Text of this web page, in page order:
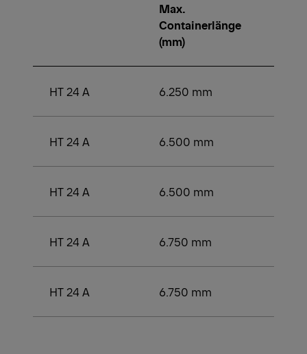
Max.
Containerlänge
(mm)
HT 24 A 6.250 mm
HT 24 A 6.500 mm
HT 24 A 6.500 mm
HT 24 A 6.750 mm
HT 24 A 6.750 mm